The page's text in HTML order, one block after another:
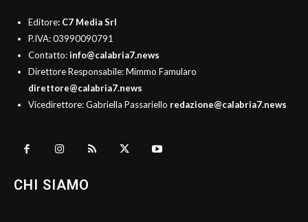
Editore: C7 Media Srl
P.IVA: 03990090791
Contatto:info@calabria7.news
Direttore Responsabile: Mimmo Famularo
direttore@calabria7.news
Vicedirettore: Gabriella Passariello redazione@calabria7.news
CHI SIAMO